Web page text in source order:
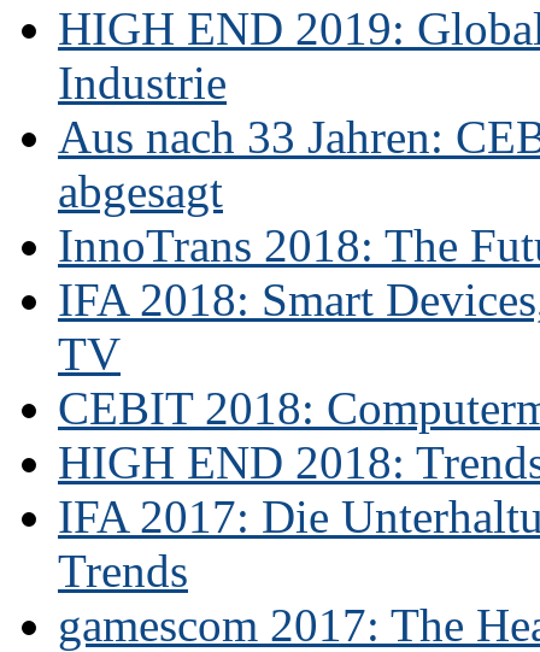
HIGH END 2019:
Industrie
Aus nach 33 Jahren:
abgesagt
InnoTrans 2018: The
IFA 2018: Smart
TV
CEBIT 2018:
HIGH END 2018:
IFA 2017: Die
Trends
gamescom 2017: The